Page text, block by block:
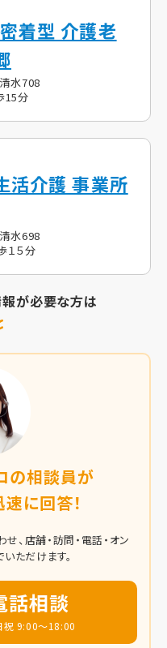
着型 介護老
水708
15分
活介護 事業所
水698
１５分
が必要な方は
の相談員が
に回答！
、店舗・訪問・電話・オン
ただけます。
話相談
9:00～18:00